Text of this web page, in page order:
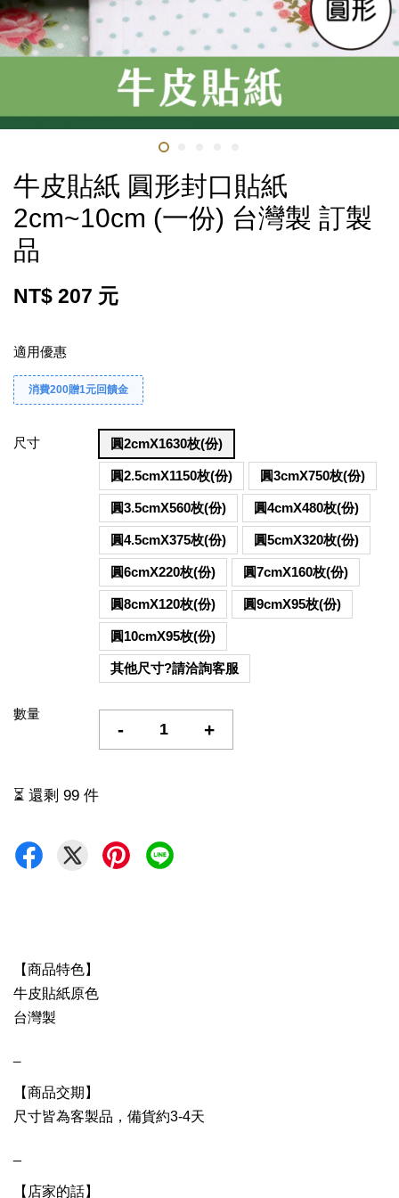
牛皮貼紙 圓形封口貼紙
2cm~10cm (一份) 台灣製 訂製
品
NT$ 207 元
適用優惠
消費200贈1元回饋金
尺寸 圓2cmX1630枚(份)
圓2.5cmX1150枚(份) 圓3cmX750枚(份)
圓3.5cmX560枚(份) 圓4cmX480枚(份)
圓4.5cmX375枚(份) 圓5cmX320枚(份)
圓6cmX220枚(份) 圓7cmX160枚(份)
圓8cmX120枚(份) 圓9cmX95枚(份)
圓10cmX95枚(份)
其他尺寸?請洽詢客服
數量
- +
⏳ 還剩 99 件
【商品特色】
牛皮貼紙原色
台灣製
【商品交期】
尺寸皆為客製品，備貨約3-4天
【店家的話】